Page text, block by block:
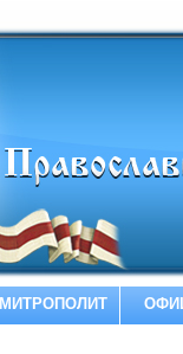
МИТРОПОЛИТ